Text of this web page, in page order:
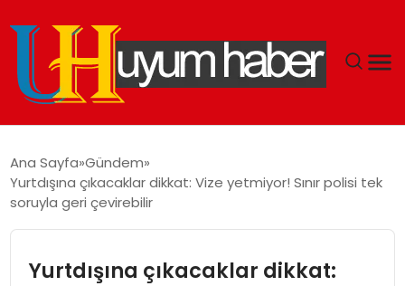
EKONOMI
Ana Sayfa Gündem
Yurtdışına çıkacaklar dikkat: Vize yetmiyor! Sınır polisi tek
soruyla geri çevirebilir
Yurtdışına çıkacaklar dikkat: